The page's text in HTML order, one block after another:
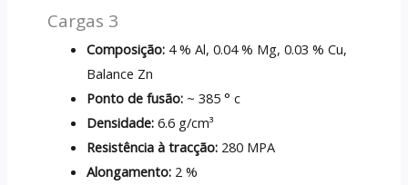
Cargas 3
Composição: 4 % Al, 0.04 % Mg, 0.03 % Cu,
Balance Zn
Ponto de fusão: ~ 385 ° c
Densidade: 6.6 g/cm³
Resistência à tracção: 280 MPA
Alongamento: 2 %